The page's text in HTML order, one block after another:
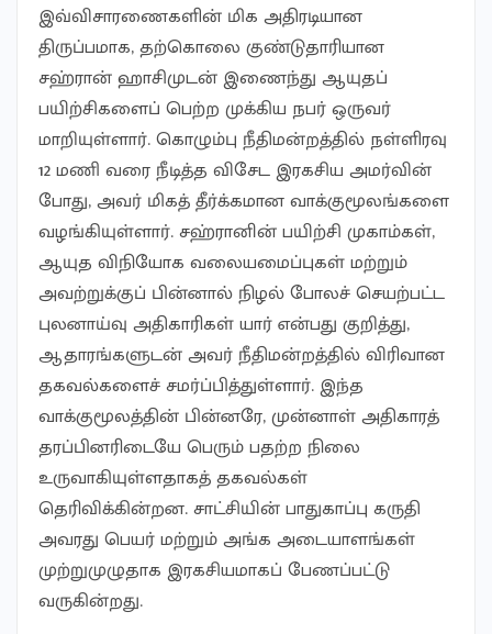
இவ்விசாரணைகளின் மிக அதிரடியான
திருப்பமாக, தற்கொலை குண்டுதாரியான
சஹ்ரான் ஹாசிமுடன் இணைந்து ஆயுதப்
பயிற்சிகளைப் பெற்ற முக்கிய நபர் ஒருவர்
மாறியுள்ளார். கொழும்பு நீதிமன்றத்தில் நள்ளிரவு
12 மணி வரை நீடித்த விசேட இரகசிய அமர்வின்
போது, அவர் மிகத் தீர்க்கமான வாக்குமூலங்களை
வழங்கியுள்ளார். சஹ்ரானின் பயிற்சி முகாம்கள்,
ஆயுத விநியோக வலையமைப்புகள் மற்றும்
அவற்றுக்குப் பின்னால் நிழல் போலச் செயற்பட்ட
புலனாய்வு அதிகாரிகள் யார் என்பது குறித்து,
ஆதாரங்களுடன் அவர் நீதிமன்றத்தில் விரிவான
தகவல்களைச் சமர்ப்பித்துள்ளார். இந்த
வாக்குமூலத்தின் பின்னரே, முன்னாள் அதிகாரத்
தரப்பினரிடையே பெரும் பதற்ற நிலை
உருவாகியுள்ளதாகத் தகவல்கள்
தெரிவிக்கின்றன. சாட்சியின் பாதுகாப்பு கருதி
அவரது பெயர் மற்றும் அங்க அடையாளங்கள்
முற்றுமுழுதாக இரகசியமாகப் பேணப்பட்டு
வருகின்றது.